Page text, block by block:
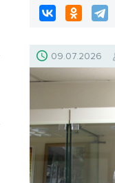
09.07.2026